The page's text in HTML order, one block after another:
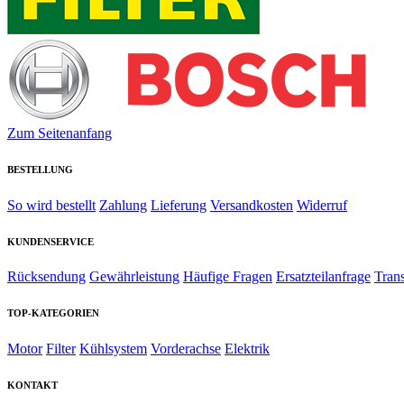
Zum Seitenanfang
BESTELLUNG
So wird bestellt Zahlung Lieferung Versandkosten Widerruf
KUNDENSERVICE
Rücksendung Gewährleistung Häufige Fragen Ersatzteilanfrage
TOP-KATEGORIEN
Motor Filter Kühlsystem Vorderachse Elektrik
KONTAKT